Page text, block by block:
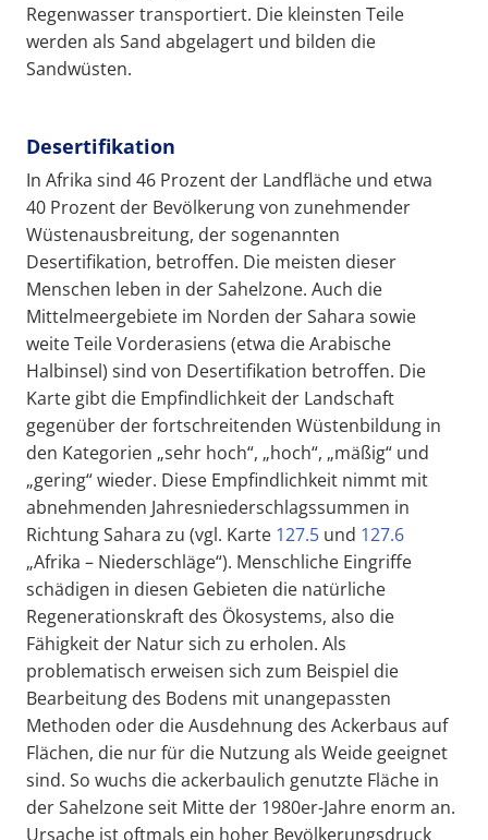
Regenwasser transportiert. Die kleinsten Teile
werden als Sand abgelagert und bilden die
Sandwüsten.
Desertifikation
In Afrika sind 46 Prozent der Landfläche und etwa
40 Prozent der Bevölkerung von zunehmender
Wüstenausbreitung, der sogenannten
Desertifikation, betroffen. Die meisten dieser
Menschen leben in der Sahelzone. Auch die
Mittelmeergebiete im Norden der Sahara sowie
weite Teile Vorderasiens (etwa die Arabische
Halbinsel) sind von Desertifikation betroffen. Die
Karte gibt die Empfindlichkeit der Landschaft
gegenüber der fortschreitenden Wüstenbildung in
den Kategorien „sehr hoch“, „hoch“, „mäßig“ und
„gering“ wieder. Diese Empfindlichkeit nimmt mit
abnehmenden Jahresniederschlagssummen in
Richtung Sahara zu (vgl. Karte 127.5 und 127.6
„Afrika – Niederschläge“). Menschliche Eingriffe
schädigen in diesen Gebieten die natürliche
Regenerationskraft des Ökosystems, also die
Fähigkeit der Natur sich zu erholen. Als
problematisch erweisen sich zum Beispiel die
Bearbeitung des Bodens mit unangepassten
Methoden oder die Ausdehnung des Ackerbaus auf
Flächen, die nur für die Nutzung als Weide geeignet
sind. So wuchs die ackerbaulich genutzte Fläche in
der Sahelzone seit Mitte der 1980er-Jahre enorm an.
Ursache ist oftmals ein hoher Bevölkerungsdruck